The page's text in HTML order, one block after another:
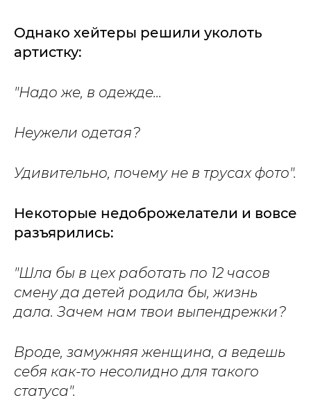
Однако хейтеры решили уколоть
артистку:
"Надо же, в одежде...
Неужели одетая?
Удивительно, почему не в трусах фото".
Некоторые недоброжелатели и вовсе
разъярились:
"Шла бы в цех работать по 12 часов
смену да детей родила бы, жизнь
дала. Зачем нам твои выпендрежки?
Вроде, замужняя женщина, а ведешь
себя как-то несолидно для такого
статуса".